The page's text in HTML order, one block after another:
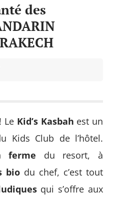
des
Le Kid’s Kasbah est un
Kids Club de l’hôtel.
ferme du resort, à
bio du chef, c’est tout
qui s’offre aux